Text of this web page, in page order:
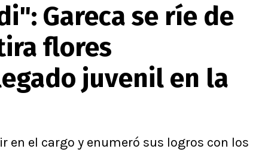
por el mundo
Fútbol Argentino
Fútbol Brasileño
Conference
Ligue 1
La Liga
Bundesliga
Gareca se ríe de
flores
juvenil en la
en el cargo y enumeró sus logros con los